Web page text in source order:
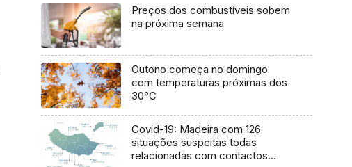
Preços dos combustíveis sobem
na próxima semana
Outono começa no domingo
com temperaturas próximas dos
30°C
Covid-19: Madeira com 126
situações suspeitas todas
relacionadas com contactos